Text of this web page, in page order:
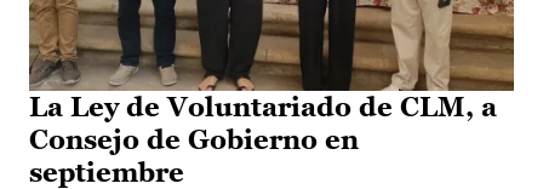
La Ley de Voluntariado de CLM, a
Consejo de Gobierno en
septiembre